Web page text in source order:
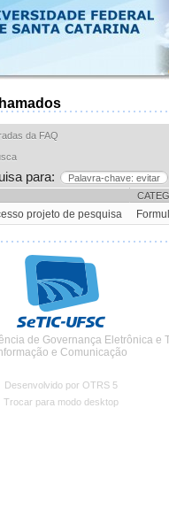
da FAQ
para:
Palavra-chave: evitar
projeto de pesquisa
de Governança Eletrônica e
e Comunicação
Desenvolvido por OTRS 5
Trocar para modo desktop